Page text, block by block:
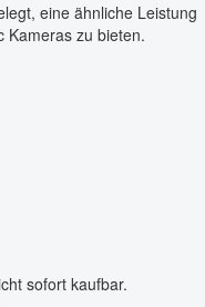
eine ähnliche Leistung
Kameras zu bieten.
sofort kaufbar.